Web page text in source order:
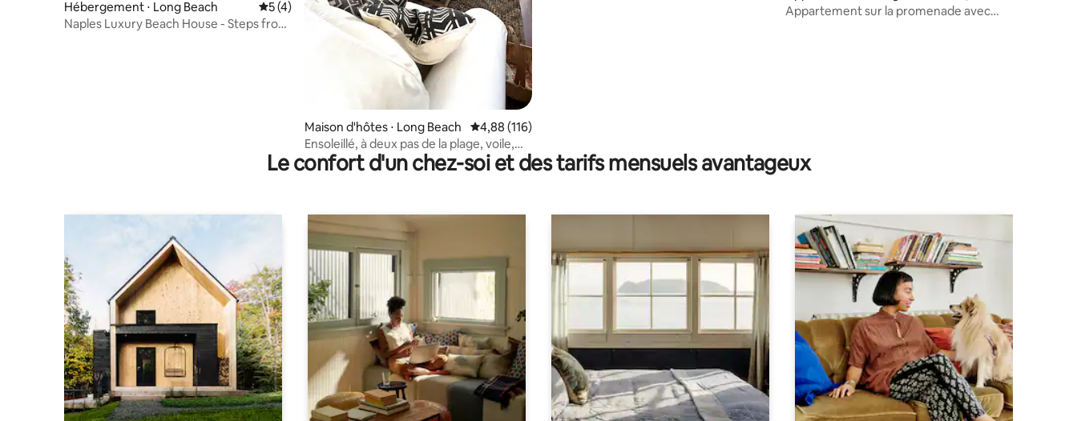
Hébergement ⋅ Long Beach Évaluation moyenne sur la base de 4 commentaires : 5 sur 5
5 (4)
Naples Luxury Beach House - Steps from
Maison d'hôtes ⋅ Long Beach Évaluation moyenne sur la base de 116 commentaires : 4,88 sur 5
4,88 (116)
Ensoleillé, à deux pas de la plage, voile,
restaurants à pied
Appartement sur la promenade avec
Le confort d'un chez-soi et des tarifs mensuels avantageux